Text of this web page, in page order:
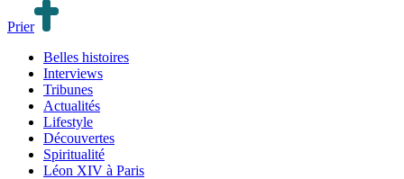
Prier
Belles histoires
Interviews
Tribunes
Actualités
Lifestyle
Découvertes
Spiritualité
Léon XIV à Paris